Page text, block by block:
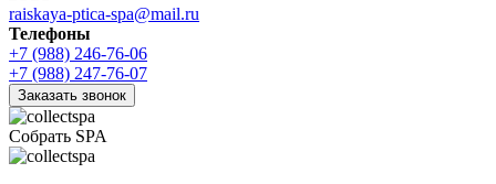
raiskaya-ptica-spa@mail.ru
Телефоны
+7 (988) 246-76-06
+7 (988) 247-76-07
Заказать звонок
Собрать SPA